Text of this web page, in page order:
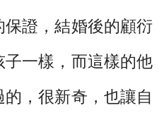
證，結婚後的顧衍
一樣，而這樣的他
，很新奇，也讓自